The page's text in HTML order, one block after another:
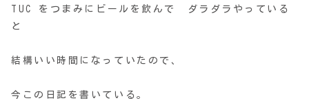
TUC をつまみにビールを飲んで ダラダラやっている
と
結構いい時間になっていたので、
今この日記を書いている。